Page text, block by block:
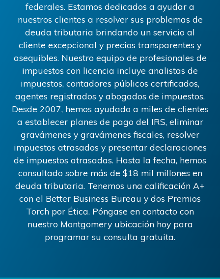
federales. Estamos dedicados a ayudar a
nuestros clientes a resolver sus problemas de
deuda tributaria brindando un servicio al
cliente excepcional y precios transparentes y
asequibles. Nuestro equipo de profesionales de
impuestos con licencia incluye analistas de
impuestos, contadores públicos certificados,
agentes registrados y abogados de impuestos.
Desde 2007, hemos ayudado a miles de clientes
a establecer planes de pago del IRS, eliminar
gravámenes y gravámenes fiscales, resolver
impuestos atrasados ​​y presentar declaraciones
de impuestos atrasadas. Hasta la fecha, hemos
consultado sobre más de $18 mil millones en
deuda tributaria. Tenemos una calificación A+
con el Better Business Bureau y dos Premios
Torch por Ética. Póngase en contacto con
nuestro Montgomeryubicación hoy para
programar su consulta gratuita.